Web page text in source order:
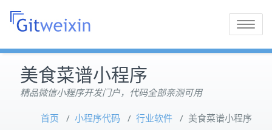
Toggle
美食菜谱小程序
精品微信小程序开发门户，代码全部亲测可用
首页 / 小程序代码 / 行业软件 / 美食菜谱小程序